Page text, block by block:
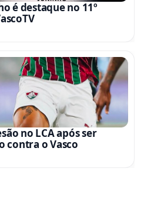
é destaque no 11º
no LCA após ser
contra o Vasco